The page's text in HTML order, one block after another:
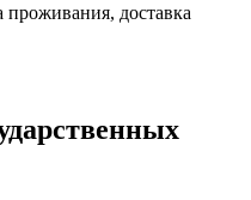
проживания, доставка